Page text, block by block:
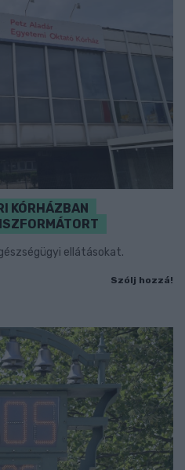
KÓRHÁZBAN
ellátásokat.
Szólj hozzá!